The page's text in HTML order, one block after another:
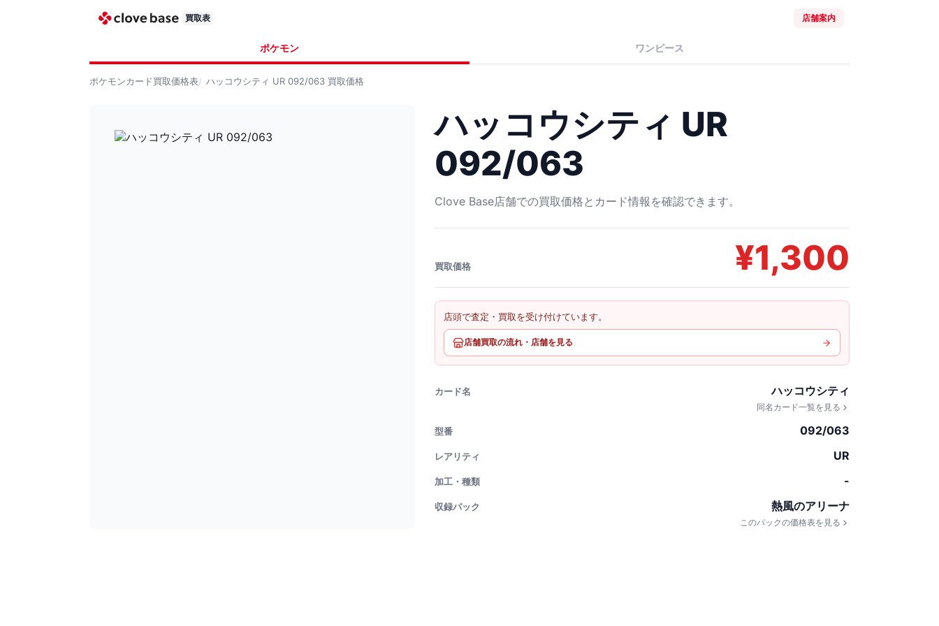
買取表 店舗案内
ポケモン ワンピース
ポケモンカード買取価格表 ハッコウシティ UR 092/063 買取価格
ハッコウシティ UR
092/063
Clove Base店舗での買取価格とカード情報を確認できます。
買取価格 ¥1,300
店頭で査定・買取を受け付けています。
店舗買取の流れ・店舗を見る
カード名 ハッコウシティ
同名カード一覧を見る
型番 092/063
レアリティ UR
加工・種類 -
収録パック 熱風のアリーナ
このパックの価格表を見る